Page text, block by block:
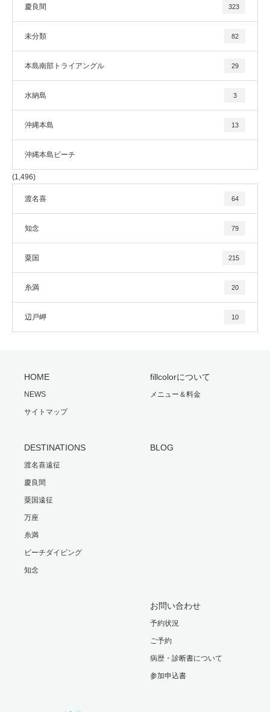
慶良間 323
未分類 82
本島南部トライアングル 29
水納島 3
沖縄本島 13
沖縄本島ビーチ
(1,496)
渡名喜 64
知念 79
粟国 215
糸満 20
辺戸岬 10
HOME
NEWS
サイトマップ
fillcolorについて
メニュー＆料金
DESTINATIONS
渡名喜遠征
慶良間
粟国遠征
万座
糸満
ビーチダイビング
知念
BLOG
お問い合わせ
予約状況
ご予約
病歴・診断書について
参加申込書